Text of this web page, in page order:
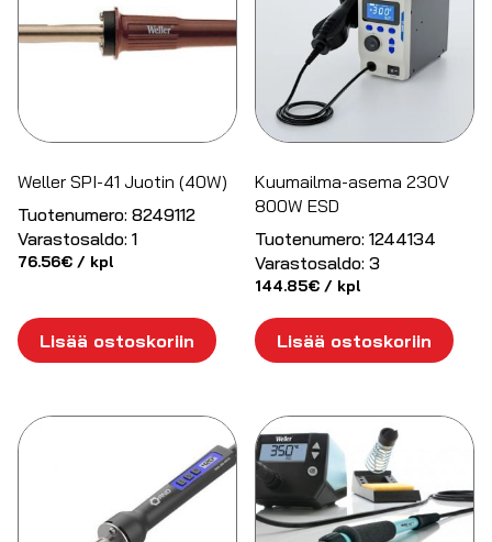
Weller SPI-41 Juotin (40W)
Tuotenumero: 8249112
Varastosaldo: 1
76.56€ / kpl
Lisää ostoskoriin
Kuumailma-asema 230V
800W ESD
Tuotenumero: 1244134
Varastosaldo: 3
144.85€ / kpl
Lisää ostoskoriin